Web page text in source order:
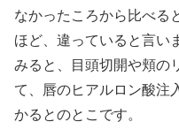
なかったころから比べる
ほど、違っていると言い
みると、目頭切開や頬の
て、唇のヒアルロン酸注
かるとのとこです。